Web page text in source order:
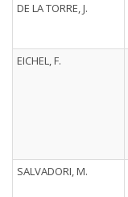
DE LA TORRE, J.
EICHEL, F.
SALVADORI, M.